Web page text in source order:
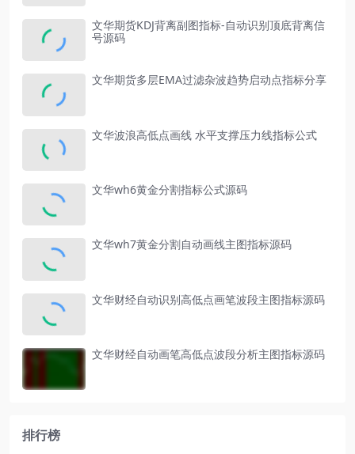
文华期货KDJ背离副图指标-自动识别顶底背离信
号源码
文华期货多层EMA过滤杂波趋势启动点指标分享
文华波浪高低点画线 水平支撑压力线指标公式
文华wh6黄金分割指标公式源码
文华wh7黄金分割自动画线主图指标源码
文华财经自动识别高低点画笔波段主图指标源码
文华财经自动画笔高低点波段分析主图指标源码
排行榜